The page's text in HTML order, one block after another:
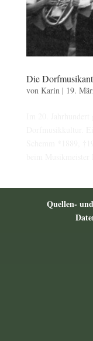
Die
von Karin | 19.
Quellen-